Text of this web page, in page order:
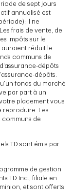
de sept jours
annualisé est
il ne
frais de vente, de
impôts sur le
réduit le
communs de
dépôts
dépôts.
fonds du marché
par part à un
placement vous
reproduire. Les
communs de
TD sont émis par
de gestion
TD Inc., filiale en
et sont offerts